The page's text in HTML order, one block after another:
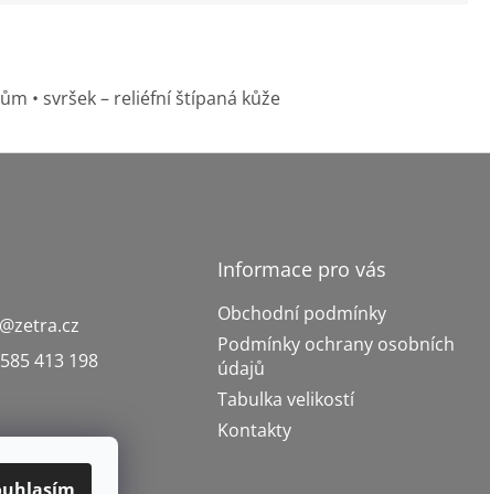
• svršek – reliéfní štípaná kůže
@zetra.cz
413 198
Informace pro vás
Obchodní podmínky
Podmínky ochrany osobních
údajů
Tabulka velikostí
Kontakty